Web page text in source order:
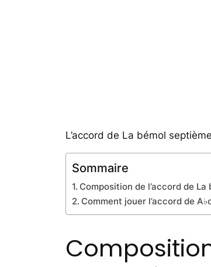
L’accord de La bémol
Sommaire
Composition de l’accord de
Comment jouer l’accord de